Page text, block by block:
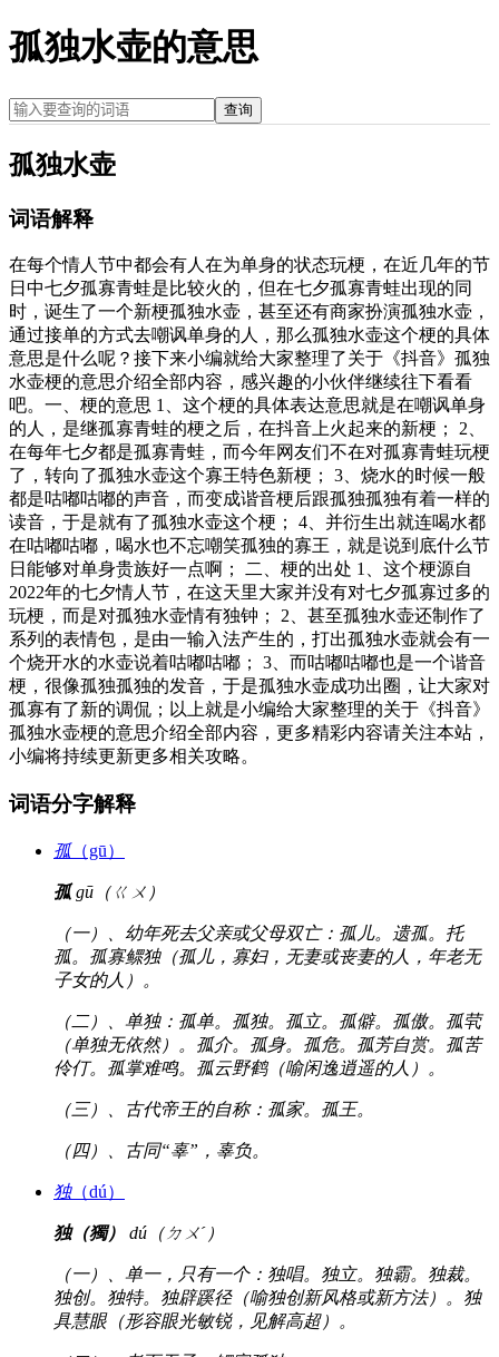
孤独水壶的意思
查询
孤独水壶
词语解释
在每个情人节中都会有人在为单身的状态玩梗，在近几年的节
日中七夕孤寡青蛙是比较火的，但在七夕孤寡青蛙出现的同
时，诞生了一个新梗孤独水壶，甚至还有商家扮演孤独水壶，
通过接单的方式去嘲讽单身的人，那么孤独水壶这个梗的具体
意思是什么呢？接下来小编就给大家整理了关于《抖音》孤独
水壶梗的意思介绍全部内容，感兴趣的小伙伴继续往下看看
吧。一、梗的意思 1、这个梗的具体表达意思就是在嘲讽单身
的人，是继孤寡青蛙的梗之后，在抖音上火起来的新梗； 2、
在每年七夕都是孤寡青蛙，而今年网友们不在对孤寡青蛙玩梗
了，转向了孤独水壶这个寡王特色新梗； 3、烧水的时候一般
都是咕嘟咕嘟的声音，而变成谐音梗后跟孤独孤独有着一样的
读音，于是就有了孤独水壶这个梗； 4、并衍生出就连喝水都
在咕嘟咕嘟，喝水也不忘嘲笑孤独的寡王，就是说到底什么节
日能够对单身贵族好一点啊； 二、梗的出处 1、这个梗源自
2022年的七夕情人节，在这天里大家并没有对七夕孤寡过多的
玩梗，而是对孤独水壶情有独钟； 2、甚至孤独水壶还制作了
系列的表情包，是由一输入法产生的，打出孤独水壶就会有一
个烧开水的水壶说着咕嘟咕嘟； 3、而咕嘟咕嘟也是一个谐音
梗，很像孤独孤独的发音，于是孤独水壶成功出圈，让大家对
孤寡有了新的调侃；以上就是小编给大家整理的关于《抖音》
孤独水壶梗的意思介绍全部内容，更多精彩内容请关注本站，
小编将持续更新更多相关攻略。
词语分字解释
孤（gū）
孤gū（ㄍㄨ）
（一）、幼年死去父亲或父母双亡：孤儿。遗孤。托
孤。孤寡鳏独（孤儿，寡妇，无妻或丧妻的人，年老无
子女的人）。
（二）、单独：孤单。孤独。孤立。孤僻。孤傲。孤茕
（单独无依然）。孤介。孤身。孤危。孤芳自赏。孤苦
伶仃。孤掌难鸣。孤云野鹤（喻闲逸逍遥的人）。
（三）、古代帝王的自称：孤家。孤王。
（四）、古同“辜”，辜负。
独（dú）
独（獨） dú（ㄉㄨˊ）
（一）、单一，只有一个：独唱。独立。独霸。独裁。
独创。独特。独辟蹊径（喻独创新风格或新方法）。独
具慧眼（形容眼光敏锐，见解高超）。